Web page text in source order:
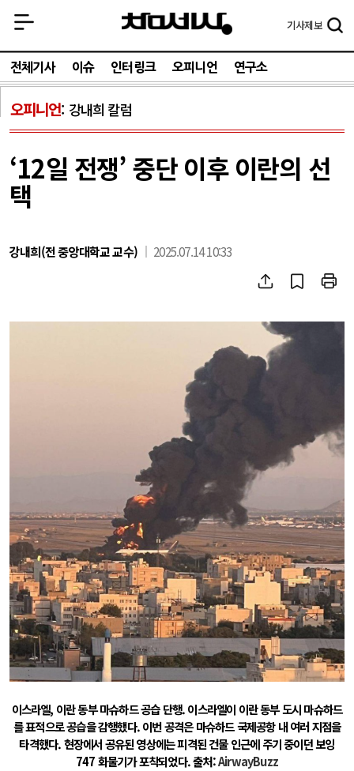
기사제보
전체기사 이슈 인터링크 오피니언 연구소
오피니언 강내희 칼럼
‘12일 전쟁’ 중단 이후 이란의 선
택
강내희(전 중앙대학교 교수) 2025.07.14 10:33
이스라엘, 이란 동부 마슈하드 공습 단행. 이스라엘이 이란 동부 도시 마슈하드
를 표적으로 공습을 감행했다. 이번 공격은 마슈하드 국제공항 내 여러 지점을
타격했다. 현장에서 공유된 영상에는 피격된 건물 인근에 주기 중이던 보잉
747 화물기가 포착되었다. 출처:AirwayBuzz